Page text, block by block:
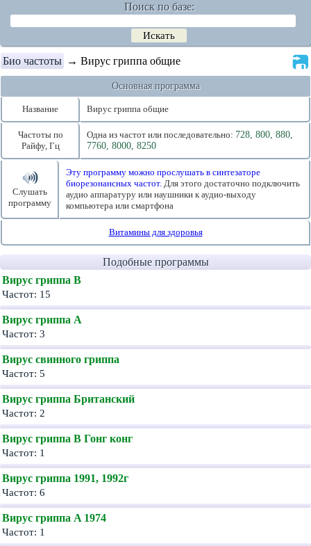
Поиск по базе:
Био частоты → Вирус гриппа общие
Основная программа
Название Вирус гриппа общие
Частоты по
Райфу, Гц
Одна из частот или последовательно: 728, 800, 880,
7760, 8000, 8250
Слушать
программу
Эту программу можно прослушать в синтезаторе
биорезонансных частот. Для этого достаточно подключить
аудио аппаратуру или наушники к аудио-выходу
компьютера или смартфона
Витамины для здоровья
Подобные программы
Вирус гриппа B
Частот: 15
Вирус гриппа A
Частот: 3
Вирус свинного гриппа
Частот: 5
Вирус гриппа Британский
Частот: 2
Вирус гриппа В Гонг конг
Частот: 1
Вирус гриппа 1991, 1992г
Частот: 6
Вирус гриппа A 1974
Частот: 1